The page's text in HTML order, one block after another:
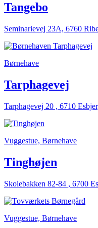
Tangebo
Seminarievej 23A, 6760
Børnehave
Tarphagevej
Tarphagevej 20 , 6710
Vuggestue, Børnehave
Tinghøjen
Skolebakken 82-84 , 6700
Vuggestue, Børnehave